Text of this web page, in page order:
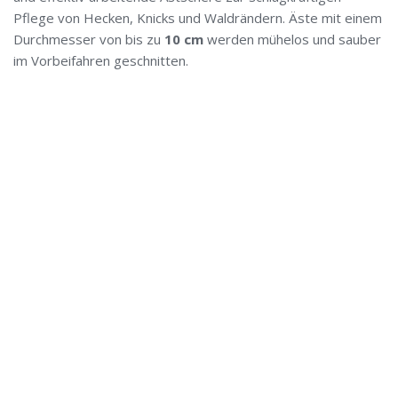
Pflege von Hecken, Knicks und Waldrändern. Äste mit einem
Durchmesser von bis zu 10 cm werden mühelos und sauber
im Vorbeifahren geschnitten.